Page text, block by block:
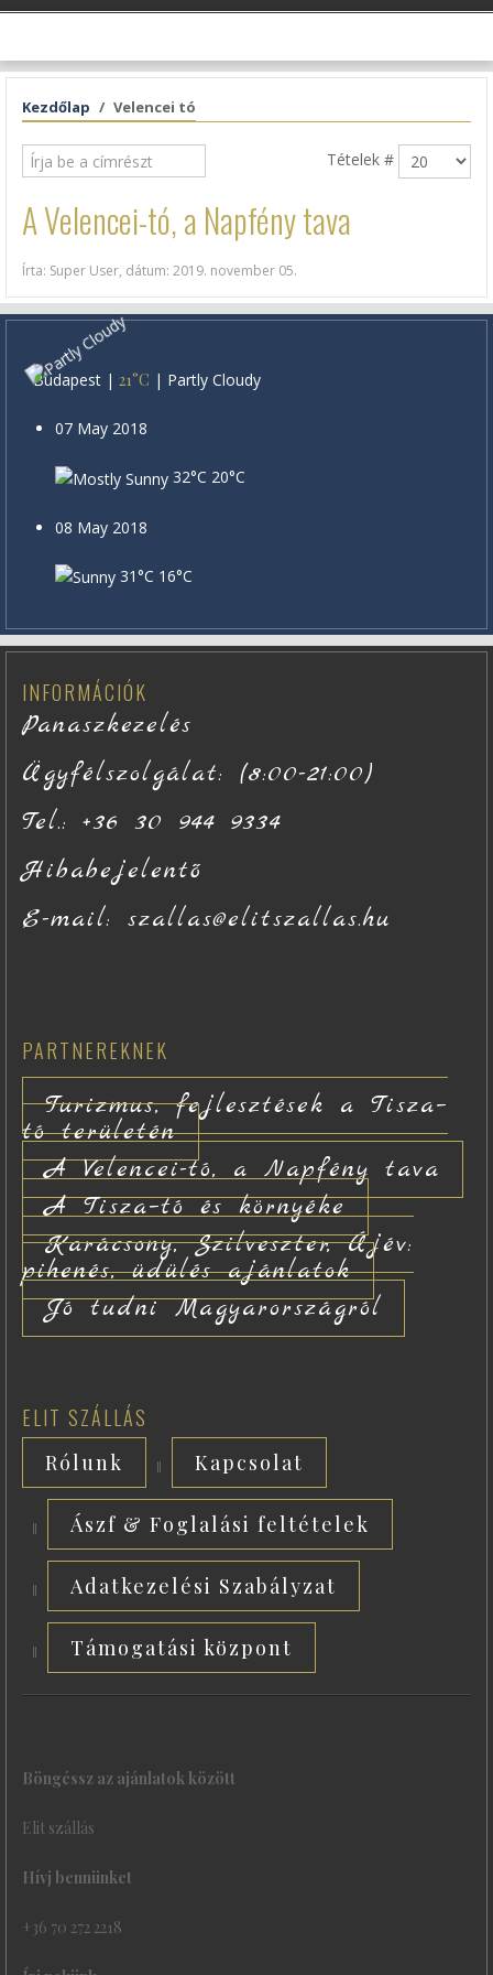
Kezdőlap Velencei tó
Tételek #
A Velencei-tó, a Napfény tava
Írta: Super User, dátum: 2019. november 05.
Budapest | 21°C | Partly Cloudy
07 May 2018
32°C 20°C
08 May 2018
31°C 16°C
INFORMÁCIÓK
Panaszkezelés
Ügyfélszolgálat: (8:00-21:00)
Tel.: +36 30 944 9334
Hibabejelentő
E-mail: szallas@elitszallas.hu
PARTNEREKNEK
Turizmus, fejlesztések a Tisza–
tó területén
A Velencei-tó, a Napfény tava
A Tisza–tó és környéke
Karácsony, Szilveszter, Újév:
pihenés, üdülés ajánlatok
Jó tudni Magyarországról
ELIT SZÁLLÁS
Rólunk Kapcsolat
Ászf & Foglalási feltételek
Adatkezelési Szabályzat
Támogatási központ
Böngéssz az ajánlatok között
Elit szállás
Hívj bennünket
+36 70 272 2218